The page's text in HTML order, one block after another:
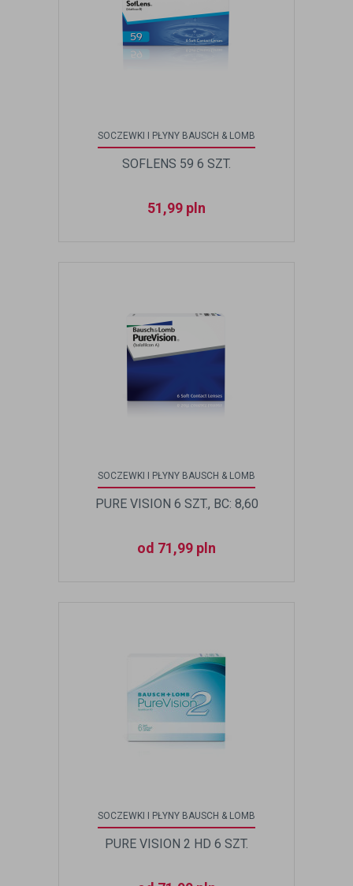
SOCZEWKI I PŁYNY BAUSCH & LOMB
SOFLENS 59 6 SZT.
51,99 pln
SOCZEWKI I PŁYNY BAUSCH & LOMB
PURE VISION 6 SZT., BC: 8,60
od 71,99 pln
SOCZEWKI I PŁYNY BAUSCH & LOMB
PURE VISION 2 HD 6 SZT.